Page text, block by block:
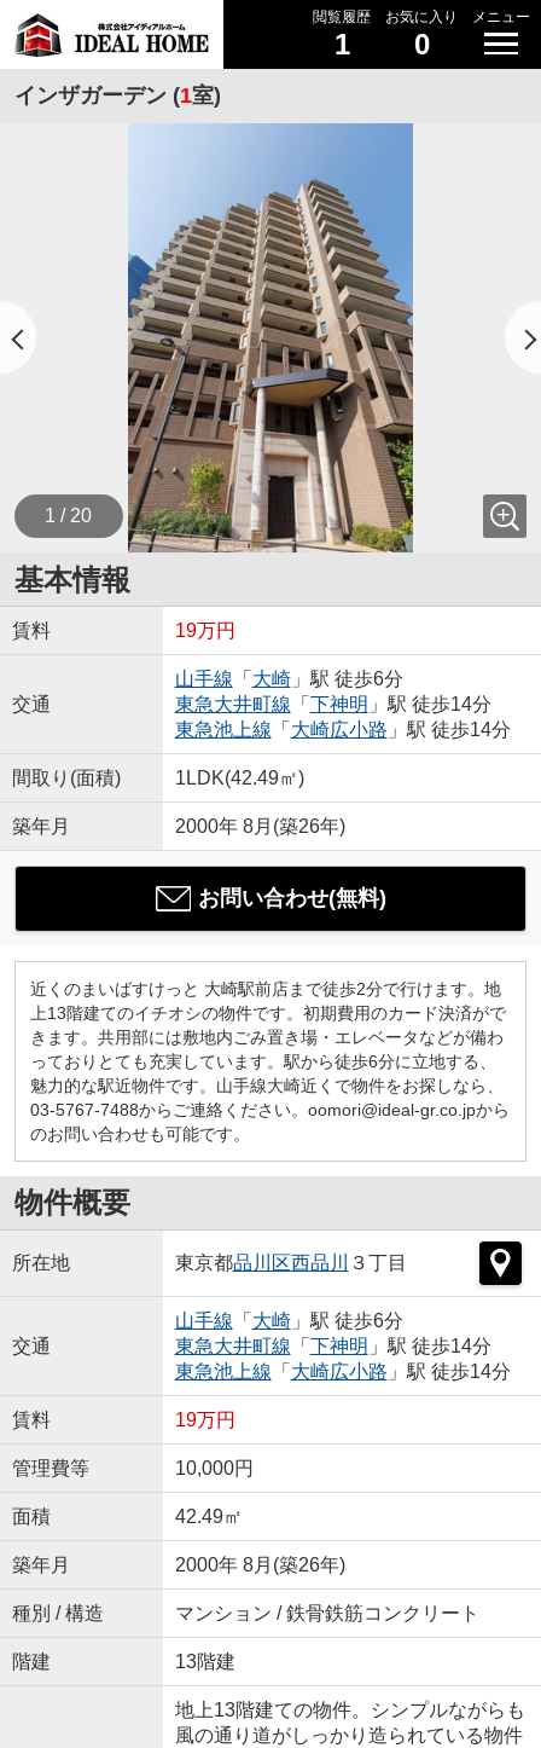
閲覧履歴
1
お気に入り
0
メニュー
インザガーデン (1室)
1 / 20
基本情報
賃料 19万円
交通
山手線 「 大崎」駅 徒歩6分
東急大井町線 「 下神明 」駅 徒歩14分
東急池上線 「 大崎広小路 」駅 徒歩14分
間取り(面積) 1LDK(42.49㎡)
築年月 2000年 8月(築26年)
お問い合わせ(無料)
近くのまいばすけっと 大崎駅前店まで徒歩2分で行けます。地
上13階建てのイチオシの物件です。初期費用のカード決済がで
きます。共用部には敷地内ごみ置き場・エレベータなどが備わ
っておりとても充実しています。駅から徒歩6分に立地する、
魅力的な駅近物件です。山手線大崎近くで物件をお探しなら、
03-5767-7488からご連絡ください。oomori@ideal-gr.co.jpから
のお問い合わせも可能です。
物件概要
所在地 東京都品川区西品川 ３丁目
交通
山手線 「 大崎」駅 徒歩6分
東急大井町線 「 下神明 」駅 徒歩14分
東急池上線 「 大崎広小路 」駅 徒歩14分
賃料 19万円
管理費等 10,000円
面積 42.49㎡
築年月 2000年 8月(築26年)
種別 / 構造 マンション / 鉄骨鉄筋コンクリート
階建 13階建
地上13階建ての物件。シンプルながらも
風の通り道がしっかり造られている物件